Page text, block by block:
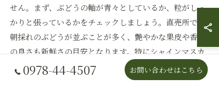
せん。まず、ぶどうの軸が青々としているか、粒がしっ
かりと張っているかをチェックしましょう。直売所では
朝採れのぶどうが並ぶことが多く、艶やかな果皮や香り
の良さも新鮮さの目安となります。特にシャインマスカ
ットは色づきと粒の大きさに注目してください。
0978-44-4507 お問い合わせはこちら